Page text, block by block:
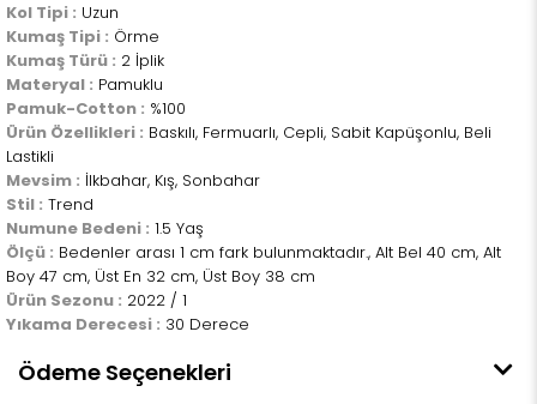
Kol Tipi : Uzun
Kumaş Tipi : Örme
Kumaş Türü : 2 İplik
Materyal : Pamuklu
Pamuk-Cotton : %100
Ürün Özellikleri : Baskılı, Fermuarlı, Cepli, Sabit Kapüşonlu, Beli
Lastikli
Mevsim : İlkbahar, Kış, Sonbahar
Stil : Trend
Numune Bedeni : 1.5 Yaş
Ölçü : Bedenler arası 1 cm fark bulunmaktadır., Alt Bel 40 cm, Alt
Boy 47 cm, Üst En 32 cm, Üst Boy 38 cm
Ürün Sezonu : 2022 / 1
Yıkama Derecesi : 30 Derece
Ödeme Seçenekleri